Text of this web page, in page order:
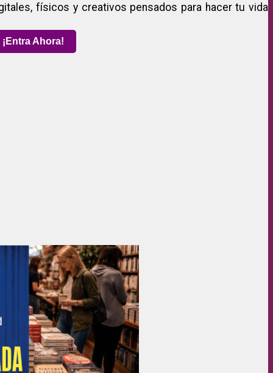
físicos y creativos pensados para hacer tu vida
¡Entra Ahora!